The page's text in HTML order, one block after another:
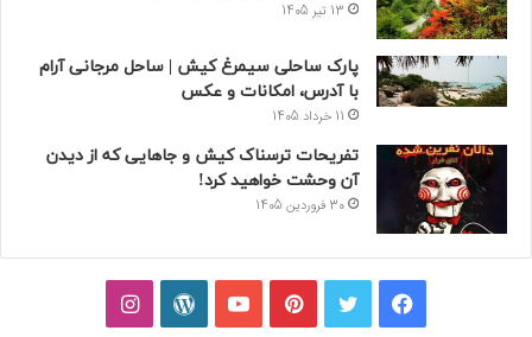
13 تیر 1405
پارک ساحلی سیمرغ کیش | ساحل مرجانی آرام
با آدرس، امکانات و عکس
11 خرداد 1405
تفریحات ترسناک کیش و جاهایی که از دیدن
آن وحشت خواهید کرد!
30 فروردین 1405
فیسبوکتوییترپینتریستیوتیوبوردپرساینستاگرام